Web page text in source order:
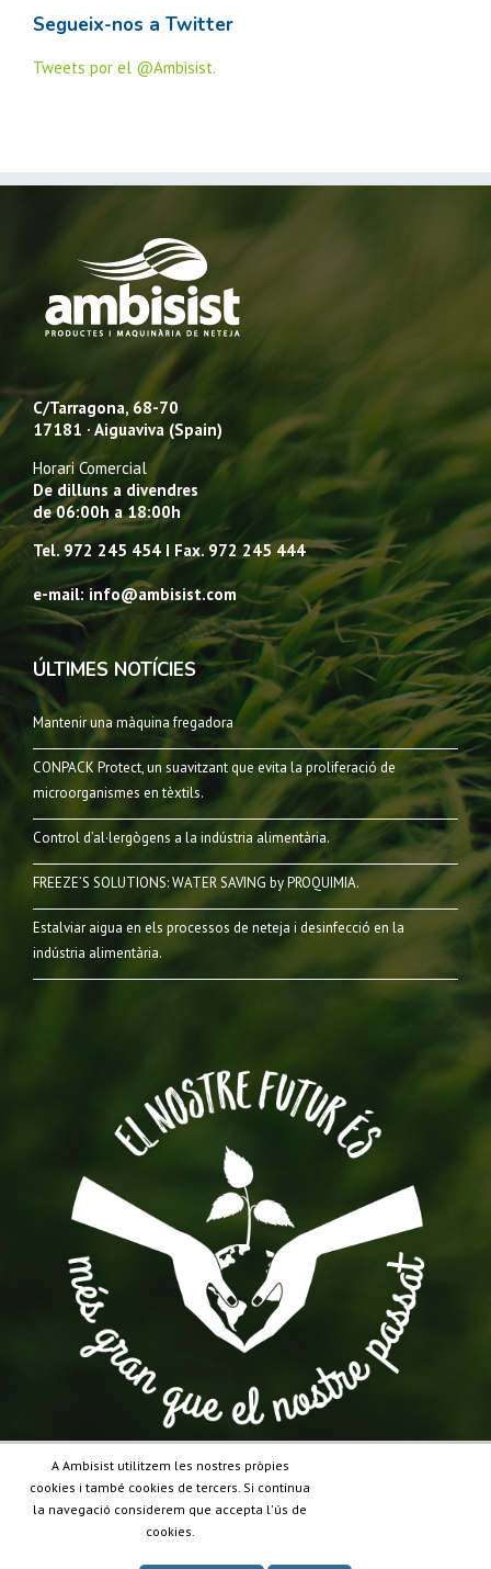
Segueix-nos a Twitter
Tweets por el @Ambisist.
C/Tarragona, 68-70
17181 · Aiguaviva (Spain)
Horari Comercial
De dilluns a divendres
de 06:00h a 18:00h
Tel. 972 245 454 I Fax. 972 245 444
e-mail: info@ambisist.com
ÚLTIMES NOTÍCIES
Mantenir una màquina fregadora
CONPACK Protect, un suavitzant que evita la proliferació de
microorganismes en tèxtils.
Control d’al·lergògens a la indústria alimentària.
FREEZE’S SOLUTIONS: WATER SAVING by PROQUIMIA.
Estalviar aigua en els processos de neteja i desinfecció en la
indústria alimentària.
A Ambisist utilitzem les nostres pròpies
cookies i també cookies de tercers. Si continua
la navegació considerem que accepta l'ús de
cookies.